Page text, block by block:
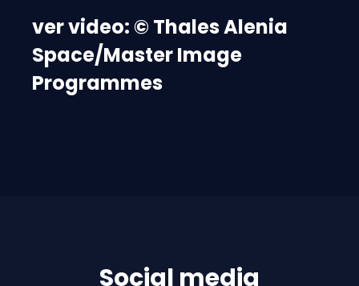
ver video: © Thales Alenia
Space/Master Image
Programmes
Social media